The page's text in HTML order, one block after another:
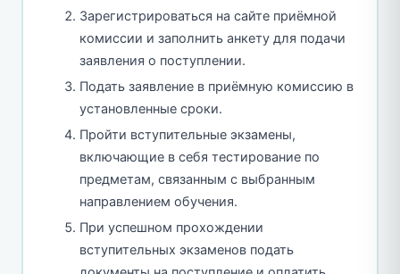
Зарегистрироваться на сайте приёмной
комиссии и заполнить анкету для подачи
заявления о поступлении.
Подать заявление в приёмную комиссию в
установленные сроки.
Пройти вступительные экзамены,
включающие в себя тестирование по
предметам, связанным с выбранным
направлением обучения.
При успешном прохождении
вступительных экзаменов подать